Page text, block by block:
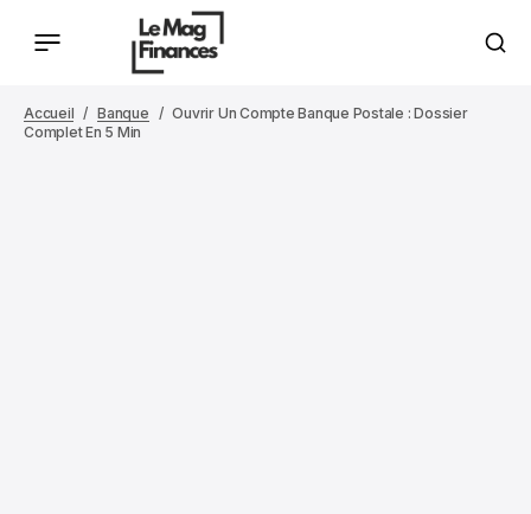
Accueil Banque
Ouvrir Un Compte Banque Postale : Dossier
Complet En 5 Min